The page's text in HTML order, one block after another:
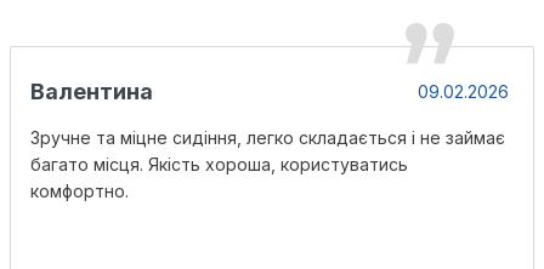
Валентина 09.02.2026
Зручне та міцне сидіння, легко складається і не займає
багато місця. Якість хороша, користуватись
комфортно.